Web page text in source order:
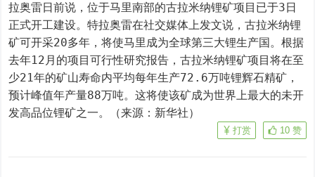
拉奥雷日前说，位于马里南部的古拉米纳锂矿项目已于3日
正式开工建设。特拉奥雷在社交媒体上发文说，古拉米纳锂
矿可开采20多年，将使马里成为全球第三大锂生产国。根据
去年12月的项目可行性研究报告，古拉米纳锂矿项目将在至
少21年的矿山寿命内平均每年生产72.6万吨锂辉石精矿，
预计峰值年产量88万吨。这将使该矿成为世界上最大的未开
发高品位锂矿之一。（来源：新华社）
10 赞
打赏